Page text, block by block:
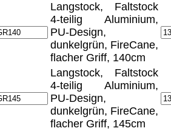
Langstock, Faltstock
4-teilig Aluminium,
PU-Design,
dunkelgrün, FireCane,
flacher Griff, 140cm
Langstock, Faltstock
4-teilig Aluminium,
PU-Design,
dunkelgrün, FireCane,
flacher Griff, 145cm